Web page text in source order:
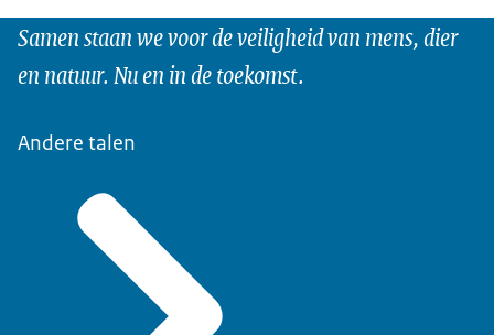
Samen staan we voor de veiligheid van mens, dier
en natuur. Nu en in de toekomst.
Andere talen